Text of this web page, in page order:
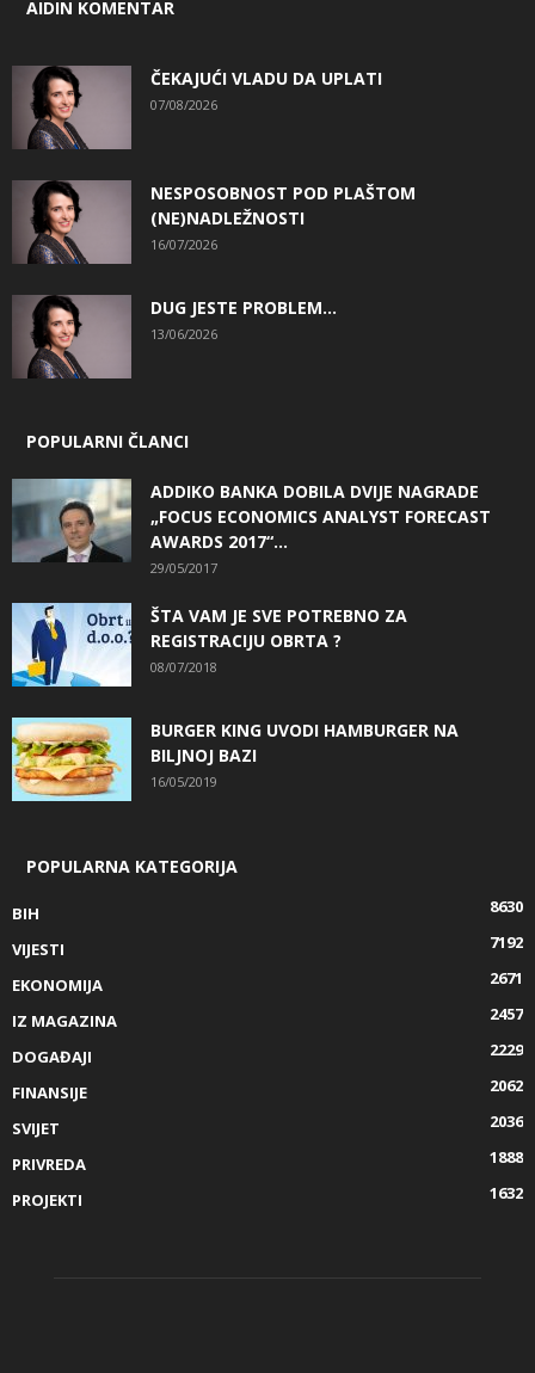
AIDIN KOMENTAR
ČEKAJUĆI VLADU DA UPLATI
07/08/2026
NESPOSOBNOST POD PLAŠTOM
(NE)NADLEŽNOSTI
16/07/2026
DUG JESTE PROBLEM…
13/06/2026
POPULARNI ČLANCI
ADDIKO BANKA DOBILA DVIJE NAGRADE
„FOCUS ECONOMICS ANALYST FORECAST
AWARDS 2017“...
29/05/2017
ŠTA VAM JE SVE POTREBNO ZA
REGISTRACIJU OBRTA ?
08/07/2018
BURGER KING UVODI HAMBURGER NA
BILJNOJ BAZI
16/05/2019
POPULARNA KATEGORIJA
BIH
8630
VIJESTI
7192
EKONOMIJA
2671
IZ MAGAZINA
2457
DOGAĐAJI
2229
FINANSIJE
2062
SVIJET
2036
PRIVREDA
1888
PROJEKTI
1632